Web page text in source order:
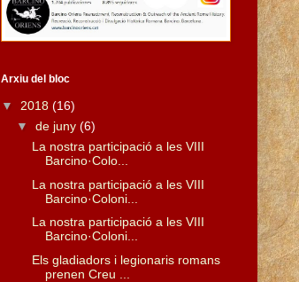
Arxiu del bloc
▼ 2018 (16)
▼ de juny (6)
La nostra participació a les VIII
Barcino·Colo...
La nostra participació a les VIII
Barcino·Coloni...
La nostra participació a les VIII
Barcino·Coloni...
Els gladiadors i legionaris romans
prenen Creu ...